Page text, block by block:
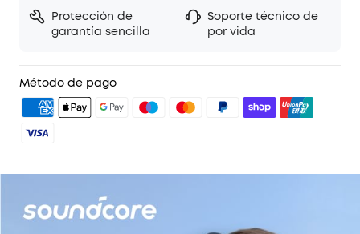
Protección de
garantía sencilla
Soporte técnico de
por vida
Método de pago